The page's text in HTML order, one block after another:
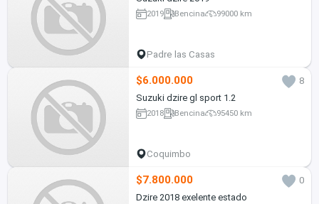
2019 Bencina 99000 km
Padre las Casas
$6.000.000
8
Suzuki dzire gl sport 1.2
2018 Bencina 95450 km
Coquimbo
$7.800.000
0
Dzire 2018 exelente estado